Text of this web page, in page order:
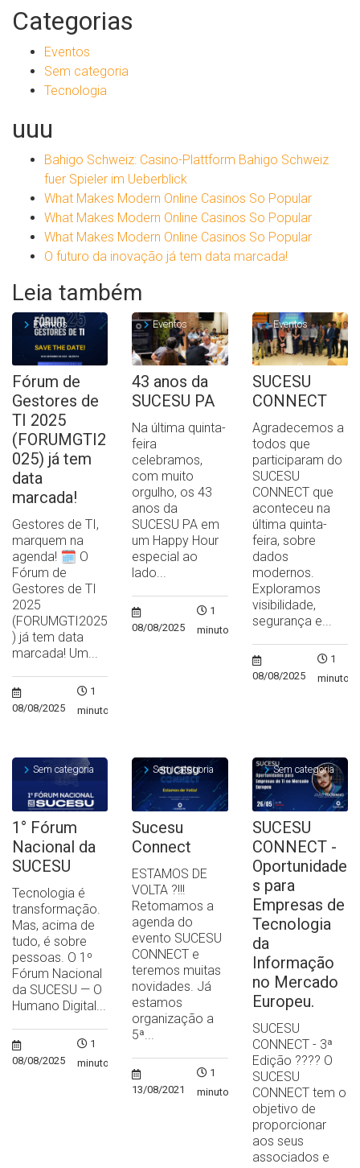
Categorias
Eventos
Sem categoria
Tecnologia
uuu
Bahigo Schweiz: Casino-Plattform Bahigo Schweiz
fuer Spieler im Ueberblick
What Makes Modern Online Casinos So Popular
What Makes Modern Online Casinos So Popular
What Makes Modern Online Casinos So Popular
O futuro da inovação já tem data marcada!
Leia também
Eventos
Fórum de
Gestores de
TI 2025
(FORUMGTI2
025) já tem
data
marcada!
Gestores de TI,
marquem na
agenda! 🗓️ O
Fórum de
Gestores de TI
2025
(FORUMGTI2025
) já tem data
marcada! Um...
08/08/2025
1
minuto
Eventos
43 anos da
SUCESU PA
Na última quinta-
feira
celebramos,
com muito
orgulho, os 43
anos da
SUCESU PA em
um Happy Hour
especial ao
lado...
08/08/2025
1
minuto
Eventos
SUCESU
CONNECT
Agradecemos a
todos que
participaram do
SUCESU
CONNECT que
aconteceu na
última quinta-
feira, sobre
dados
modernos.
Exploramos
visibilidade,
segurança e...
08/08/2025
1
minuto
Sem categoria
1° Fórum
Nacional da
SUCESU
Tecnologia é
transformação.
Mas, acima de
tudo, é sobre
pessoas. O 1º
Fórum Nacional
da SUCESU — O
Humano Digital...
08/08/2025
1
minuto
Sem categoria
Sucesu
Connect
ESTAMOS DE
VOLTA ?!!!
Retomamos a
agenda do
evento SUCESU
CONNECT e
teremos muitas
novidades. Já
estamos
organização a
5ª...
13/08/2021
1
minuto
Sem categoria
SUCESU
CONNECT -
Oportunidade
s para
Empresas de
Tecnologia
da
Informação
no Mercado
Europeu.
SUCESU
CONNECT - 3ª
Edição ?‍??‍? O
SUCESU
CONNECT tem o
objetivo de
proporcionar
aos seus
associados e